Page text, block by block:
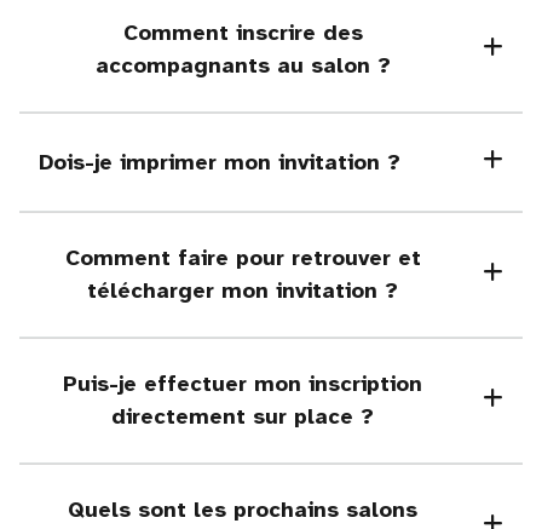
Comment inscrire des
accompagnants au salon ?
Dois-je imprimer mon invitation ?
Comment faire pour retrouver et
télécharger mon invitation ?
Puis-je effectuer mon inscription
directement sur place ?
Quels sont les prochains salons